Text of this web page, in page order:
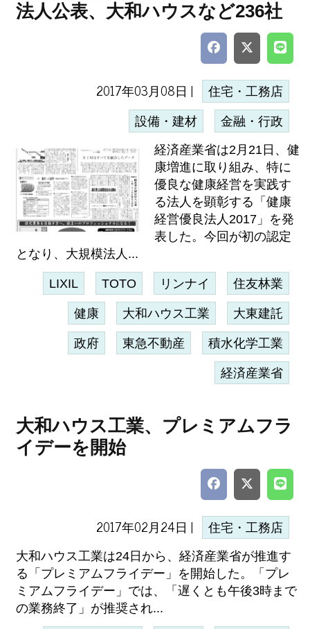
法人公表、大和ハウスなど236社
2017年03月08日 | 住宅・工務店
設備・建材 金融・行政
経済産業省は2月21日、健
康増進に取り組み、特に
優良な健康経営を実践す
る法人を顕彰する「健康
経営優良法人2017」を発
表した。今回が初の認定
となり、大規模法人...
LIXIL TOTO リンナイ 住友林業
健康 大和ハウス工業 大東建託
政府 東急不動産 積水化学工業
経済産業省
大和ハウス工業、プレミアムフラ
イデーを開始
2017年02月24日 | 住宅・工務店
大和ハウス工業は24日から、経済産業省が推進す
る「プレミアムフライデー」を開始した。「プレ
ミアムフライデー」では、「遅くとも午後3時まで
の業務終了」が推奨され...